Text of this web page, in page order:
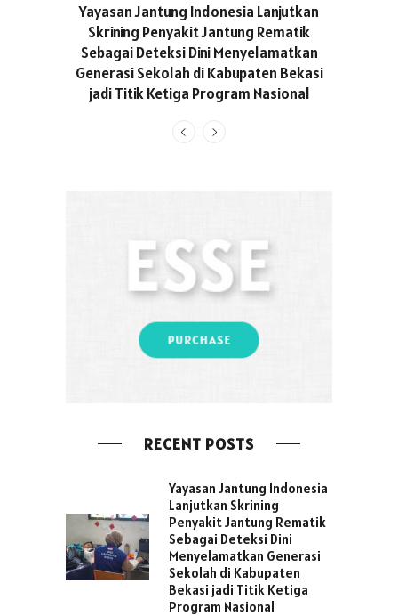
Yayasan Jantung Indonesia Lanjutkan
Skrining Penyakit Jantung Rematik
Sebagai Deteksi Dini Menyelamatkan
Generasi Sekolah di Kabupaten Bekasi
jadi Titik Ketiga Program Nasional
RECENT POSTS
Yayasan Jantung Indonesia
Lanjutkan Skrining
Penyakit Jantung Rematik
Sebagai Deteksi Dini
Menyelamatkan Generasi
Sekolah di Kabupaten
Bekasi jadi Titik Ketiga
Program Nasional